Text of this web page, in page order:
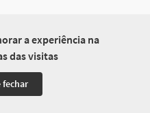
a experiência na
das visitas
fechar